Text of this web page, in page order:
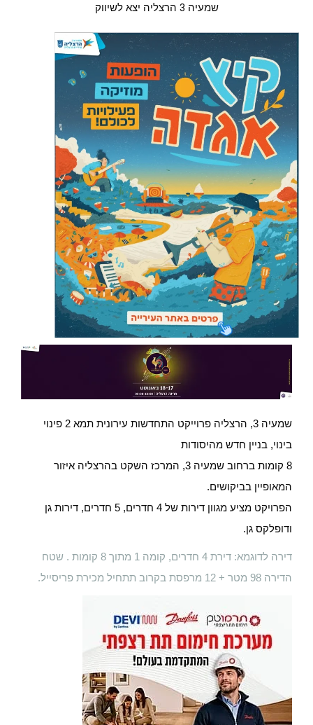
שמעיה 3 הרצליה יצא לשיווק
שמעיה 3, הרצליה פרוייקט התחדשות עירונית תמא 2 פינוי
בינוי, בניין חדש מהיסודות
8 קומות ברחוב שמעיה 3, המרכז השקט בהרצליה איזור
המאופיין בביקושים.
הפרויקט מציע מגוון דירות של 4 חדרים, 5 חדרים, דירות גן
ודופלקס גן.
דירה לדוגמא: דירת 4 חדרים, קומה 1 מתוך 8 קומות . שטח
הדירה 98 מטר + 12 מרפסת בקרוב תתחיל מכירת פריסייל.